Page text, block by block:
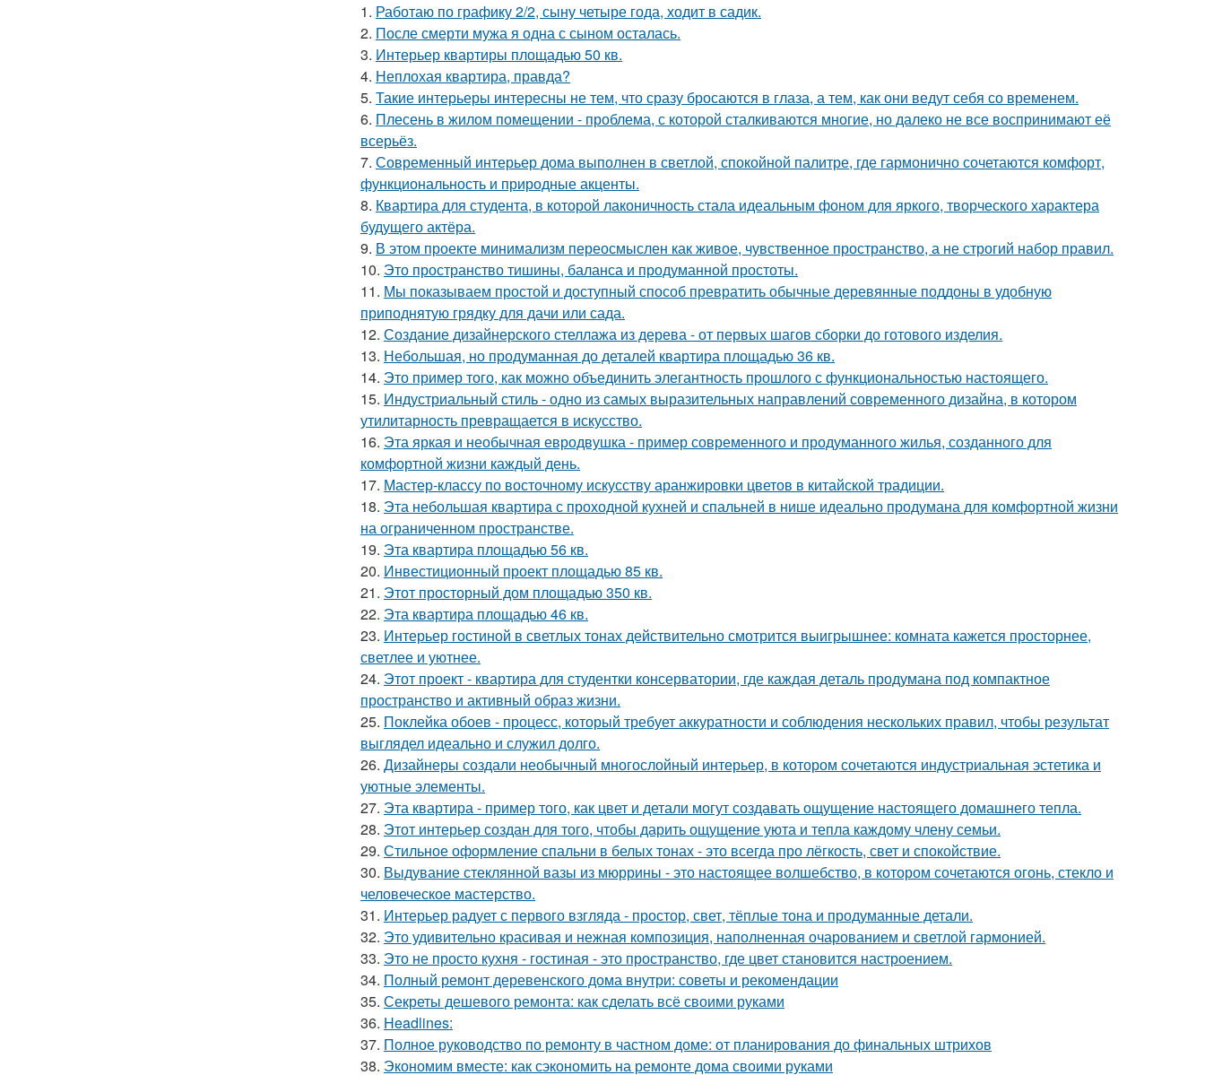
1. Работаю по графику 2/2, сыну четыре года, ходит в садик.
2. После смерти мужа я одна с сыном осталась.
3. Интерьер квартиры площадью 50 кв.
4. Неплохая квартира, правда?
5. Такие интерьеры интересны не тем, что сразу бросаются в глаза, а тем, как они ведут себя со временем.
6. Плесень в жилом помещении - проблема, с которой сталкиваются многие, но далеко не все воспринимают её
всерьёз.
7. Современный интерьер дома выполнен в светлой, спокойной палитре, где гармонично сочетаются комфорт,
функциональность и природные акценты.
8. Квартира для студента, в которой лаконичность стала идеальным фоном для яркого, творческого характера
будущего актёра.
9. В этом проекте минимализм переосмыслен как живое, чувственное пространство, а не строгий набор правил.
10. Это пространство тишины, баланса и продуманной простоты.
11. Мы показываем простой и доступный способ превратить обычные деревянные поддоны в удобную
приподнятую грядку для дачи или сада.
12. Создание дизайнерского стеллажа из дерева - от первых шагов сборки до готового изделия.
13. Небольшая, но продуманная до деталей квартира площадью 36 кв.
14. Это пример того, как можно объединить элегантность прошлого с функциональностью настоящего.
15. Индустриальный стиль - одно из самых выразительных направлений современного дизайна, в котором
утилитарность превращается в искусство.
16. Эта яркая и необычная евродвушка - пример современного и продуманного жилья, созданного для
комфортной жизни каждый день.
17. Мастер-классу по восточному искусству аранжировки цветов в китайской традиции.
18. Эта небольшая квартира с проходной кухней и спальней в нише идеально продумана для комфортной жизни
на ограниченном пространстве.
19. Эта квартира площадью 56 кв.
20. Инвестиционный проект площадью 85 кв.
21. Этот просторный дом площадью 350 кв.
22. Эта квартира площадью 46 кв.
23. Интерьер гостиной в светлых тонах действительно смотрится выигрышнее: комната кажется просторнее,
светлее и уютнее.
24. Этот проект - квартира для студентки консерватории, где каждая деталь продумана под компактное
пространство и активный образ жизни.
25. Поклейка обоев - процесс, который требует аккуратности и соблюдения нескольких правил, чтобы результат
выглядел идеально и служил долго.
26. Дизайнеры создали необычный многослойный интерьер, в котором сочетаются индустриальная эстетика и
уютные элементы.
27. Эта квартира - пример того, как цвет и детали могут создавать ощущение настоящего домашнего тепла.
28. Этот интерьер создан для того, чтобы дарить ощущение уюта и тепла каждому члену семьи.
29. Стильное оформление спальни в белых тонах - это всегда про лёгкость, свет и спокойствие.
30. Выдувание стеклянной вазы из мюррины - это настоящее волшебство, в котором сочетаются огонь, стекло и
человеческое мастерство.
31. Интерьер радует с первого взгляда - простор, свет, тёплые тона и продуманные детали.
32. Это удивительно красивая и нежная композиция, наполненная очарованием и светлой гармонией.
33. Это не просто кухня - гостиная - это пространство, где цвет становится настроением.
34. Полный ремонт деревенского дома внутри: советы и рекомендации
35. Секреты дешевого ремонта: как сделать всё своими руками
36. Headlines:
37. Полное руководство по ремонту в частном доме: от планирования до финальных штрихов
38. Экономим вместе: как сэкономить на ремонте дома своими руками